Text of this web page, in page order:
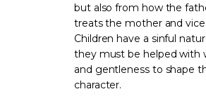
but also from how the
treats the mother and vice
Children have a sinful
they must be helped with
and gentleness to shape
character.